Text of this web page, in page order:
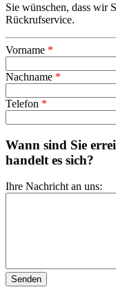
Sie wünschen, dass wir
Rückrufservice.
Vorname *
Nachname *
Telefon *
Wann sind Sie
handelt es sich?
Ihre Nachricht an uns: